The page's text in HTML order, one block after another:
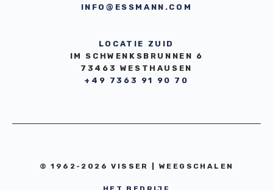
INFO@ESSMANN.COM
LOCATIE ZUID
IM SCHWENKSBRUNNEN 6
73463 WESTHAUSEN
+49 7363 91 90 70
© 1962-2026 VISSER | WEEGSCHALEN